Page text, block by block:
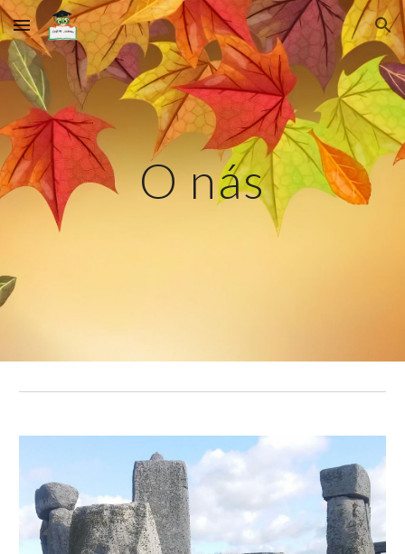
Skip to main content Skip to navigation
O nás